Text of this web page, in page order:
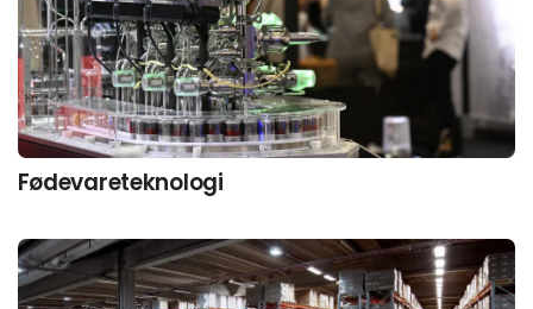
Fødevareteknologi